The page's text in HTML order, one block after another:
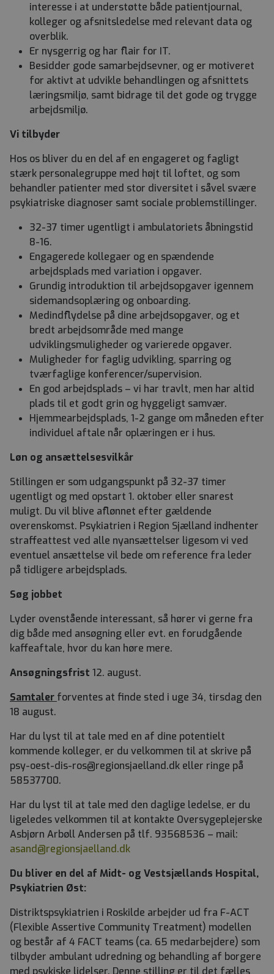
interesse i at understøtte både patientjournal,
kolleger og afsnitsledelse med relevant data og
overblik.
Er nysgerrig og har flair for IT.
Besidder gode samarbejdsevner, og er motiveret
for aktivt at udvikle behandlingen og afsnittets
læringsmiljø, samt bidrage til det gode og trygge
arbejdsmiljø.
Vi tilbyder
Hos os bliver du en del af en engageret og fagligt
stærk personalegruppe med højt til loftet, og som
behandler patienter med stor diversitet i såvel svære
psykiatriske diagnoser samt sociale problemstillinger.
32-37 timer ugentligt i ambulatoriets åbningstid
8-16.
Engagerede kollegaer og en spændende
arbejdsplads med variation i opgaver.
Grundig introduktion til arbejdsopgaver igennem
sidemandsoplæring og onboarding.
Medindflydelse på dine arbejdsopgaver, og et
bredt arbejdsområde med mange
udviklingsmuligheder og varierede opgaver.
Muligheder for faglig udvikling, sparring og
tværfaglige konferencer/supervision.
En god arbejdsplads – vi har travlt, men har altid
plads til et godt grin og hyggeligt samvær.
Hjemmearbejdsplads, 1-2 gange om måneden efter
individuel aftale når oplæringen er i hus.
Løn og ansættelsesvilkår
Stillingen er som udgangspunkt på 32-37 timer
ugentligt og med opstart 1. oktober eller snarest
muligt. Du vil blive aflønnet efter gældende
overenskomst. Psykiatrien i Region Sjælland indhenter
straffeattest ved alle nyansættelser ligesom vi ved
eventuel ansættelse vil bede om reference fra leder
på tidligere arbejdsplads.
Søg jobbet
Lyder ovenstående interessant, så hører vi gerne fra
dig både med ansøgning eller evt. en forudgående
kaffeaftale, hvor du kan høre mere.
Ansøgningsfrist 12. august.
Samtaler forventes at finde sted i uge 34, tirsdag den
18 august.
Har du lyst til at tale med en af dine potentielt
kommende kolleger, er du velkommen til at skrive på
psy-oest-dis-ros@regionsjaelland.dk eller ringe på
58537700.
Har du lyst til at tale med den daglige ledelse, er du
ligeledes velkommen til at kontakte Oversygeplejerske
Asbjørn Arbøll Andersen på tlf. 93568536 – mail:
asand@regionsjaelland.dk
Du bliver en del af Midt- og Vestsjællands Hospital,
Psykiatrien Øst:
Distriktspsykiatrien i Roskilde arbejder ud fra F-ACT
(Flexible Assertive Community Treatment) modellen
og består af 4 FACT teams (ca. 65 medarbejdere) som
tilbyder ambulant udredning og behandling af borgere
med psykiske lidelser. Denne stilling er til det fælles